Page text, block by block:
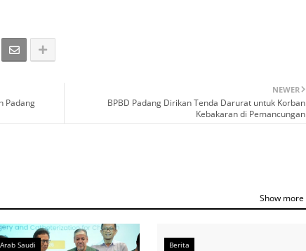
NEWER
BPBD Padang Dirikan Tenda Darurat untuk Korban
Kebakaran di Pemancungan
Padang
Show more
Arab Saudi Berita